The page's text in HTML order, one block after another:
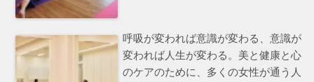
呼吸が変われば意識が変わる、意識が
変われば人生が変わる。美と健康と心
のケアのために、多くの女性が通う人